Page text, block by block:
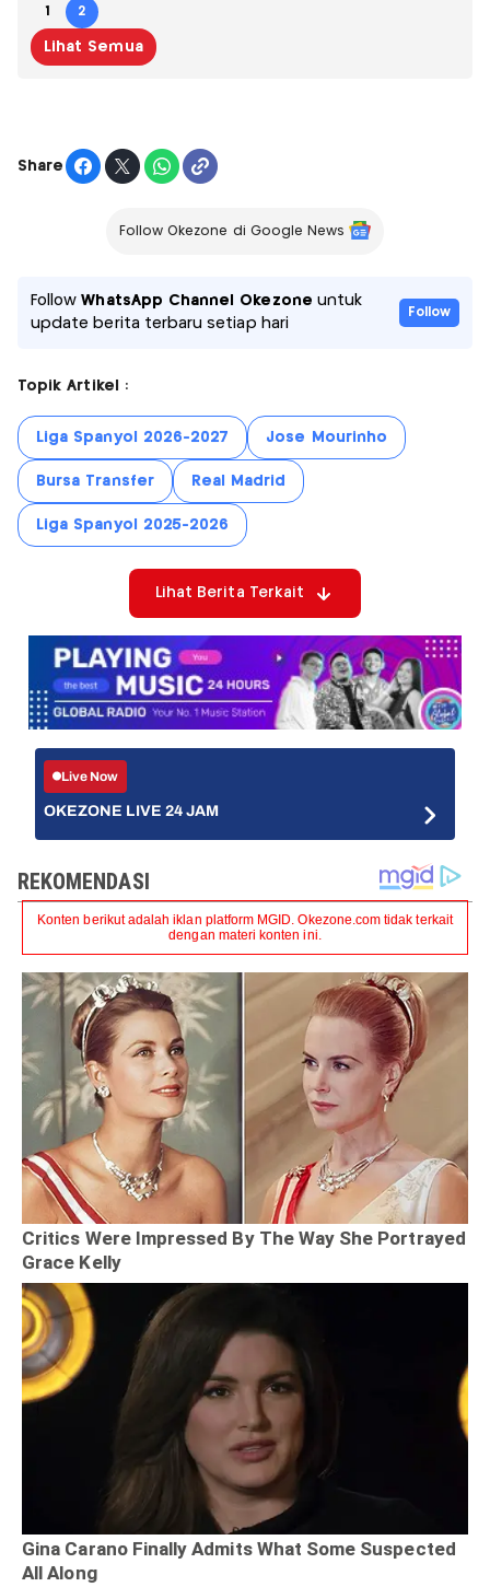
1 2
Lihat Semua
Share
Follow Okezone di Google News
FollowWhatsApp Channel Okezone untuk
update berita terbaru setiap hari
Follow
Topik Artikel :
Liga Spanyol 2026-2027 Jose Mourinho
Bursa Transfer Real Madrid
Liga Spanyol 2025-2026
Lihat Berita Terkait
Live Now
OKEZONE LIVE 24 JAM